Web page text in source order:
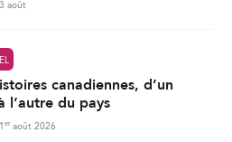
août
canadiennes, d’un
l’autre du pays
er août 2026